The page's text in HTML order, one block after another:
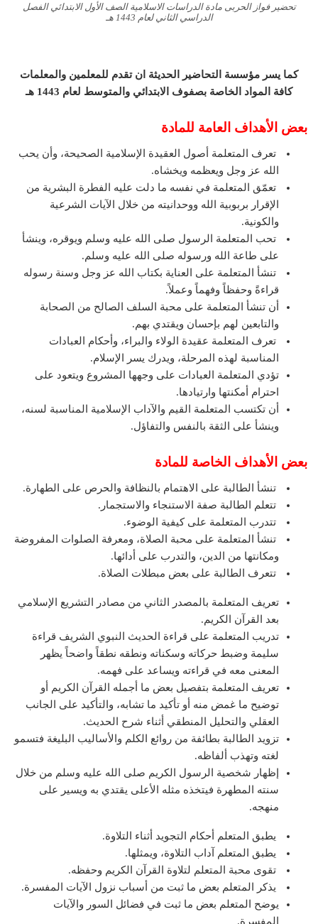
تحضير فواز الحربى مادة الدراسات الاسلامية الصف الأول الابتدائي الفصل
الدراسي الثاني لعام 1443 هـ
كما يسر مؤسسة التحاضير الحديثة ان تقدم للمعلمين والمعلمات
كافة المواد الخاصة بصفوف الابتدائي والمتوسط لعام 1443 هـ
بعض الأهداف العامة للمادة
تعرف المتعلمة أصول العقيدة الإسلامية الصحيحة، وأن يحب
الله عز وجل ويعظمه ويخشاه.
تعمّق المتعلمة في نفسه ما دلت عليه الفطرة البشرية من
الإقرار بربوبية الله ووحدانيته من خلال الآيات الشرعية
والكونية.
تحب المتعلمة الرسول صلى الله عليه وسلم ويوقره، وينشأ
على طاعة الله ورسوله صلى الله عليه وسلم.
تنشأ المتعلمة على العناية بكتاب الله عز وجل وسنة رسوله
قراءةً وحفظاً وفهماً وعملاً.
أن تنشأ المتعلمة على محبة السلف الصالح من الصحابة
والتابعين لهم بإحسان ويقتدي بهم.
تعرف المتعلمة عقيدة الولاء والبراء، وأحكام العبادات
المناسبة لهذه المرحلة، ويدرك يسر الإسلام.
تؤدي المتعلمة العبادات على وجهها المشروع ويتعود على
احترام أمكنتها وارتيادها.
أن تكتسب المتعلمة القيم والآداب الإسلامية المناسبة لسنه،
وينشأ على الثقة بالنفس والتفاؤل.
بعض الأهداف الخاصة للمادة
تنشأ الطالبة على الاهتمام بالنظافة والحرص على الطهارة.
تتعلم الطالبة صفة الاستنجاء والاستجمار.
تتدرب المتعلمة على كيفية الوضوء.
تنشأ المتعلمة على محبة الصلاة، ومعرفة الصلوات المفروضة
ومكانتها من الدين، والتدرب على أدائها.
تتعرف الطالبة على بعض مبطلات الصلاة.
تعريف المتعلمة بالمصدر الثاني من مصادر التشريع الإسلامي
بعد القرآن الكريم.
تدريب المتعلمة على قراءة الحديث النبوي الشريف قراءة
سليمة وضبط حركاته وسكناته ونطقه نطقاً واضحاً يظهر
المعنى معه في قراءته ويساعد على فهمه.
تعريف المتعلمة بتفصيل بعض ما أجمله القرآن الكريم أو
توضيح ما غمض منه أو تأكيد ما تشابه، والتأكيد على الجانب
العقلي والتحليل المنطقي أثناء شرح الحديث.
تزويد الطالبة بطائفة من روائع الكلم والأساليب البليغة فتسمو
لغته وتهذب ألفاظه.
إظهار شخصية الرسول الكريم صلى الله عليه وسلم من خلال
سنته المطهرة فيتخذه مثله الأعلى يقتدي به ويسير على
منهجه.
يطبق المتعلم أحكام التجويد أثناء التلاوة.
يطبق المتعلم آداب التلاوة، ويمثلها.
تقوى محبة المتعلم لتلاوة القرآن الكريم وحفظه.
يذكر المتعلم بعض ما ثبت من أسباب نزول الآيات المفسرة.
يوضح المتعلم بعض ما ثبت في فضائل السور والآيات
المفسرة.